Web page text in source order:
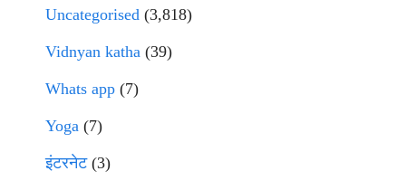
Uncategorised (3,818)
Vidnyan katha (39)
Whats app (7)
Yoga (7)
इंटरनेट(3)